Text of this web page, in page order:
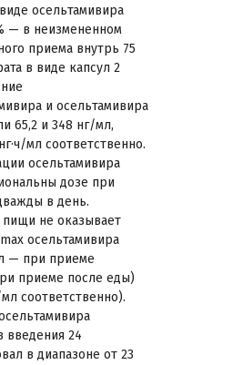
осельтамивира
— в неизмененном
приема внутрь 75
в виде капсул 2
и осельтамивира
65,2 и 348 нг/мл,
мл соответственно.
осельтамивира
дозе при
в день.
не оказывает
осельтамивира
— при приеме
приеме после еды)
соответственно).
введения 24
в диапазоне от 23